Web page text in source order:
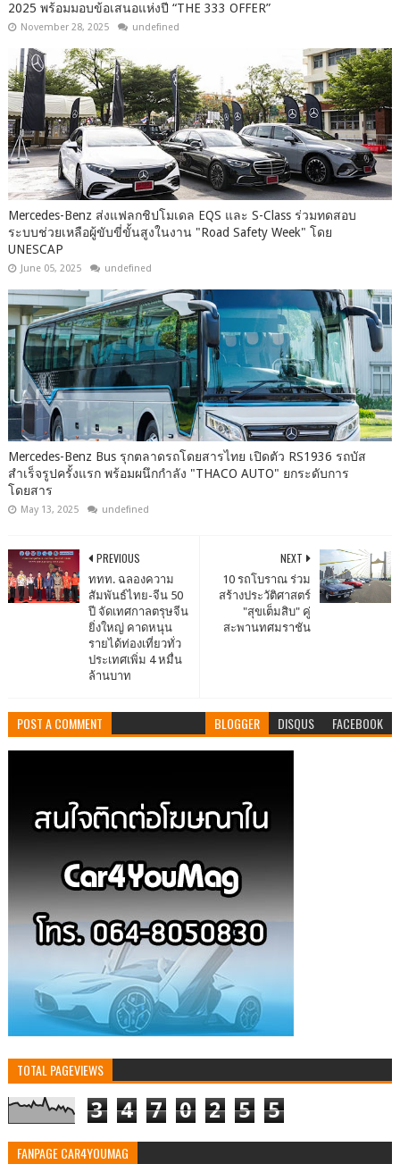
2025 พร้อมมอบข้อเสนอแห่งปี “THE 333 OFFER”
November 28, 2025 undefined
Mercedes-Benz ส่งแฟลกชิปโมเดล EQS และ S-Class ร่วมทดสอบ
ระบบช่วยเหลือผู้ขับขี่ขั้นสูงในงาน "Road Safety Week" โดย
UNESCAP
June 05, 2025 undefined
Mercedes-Benz Bus รุกตลาดรถโดยสารไทย เปิดตัว RS1936 รถบัส
สำเร็จรูปครั้งแรก พร้อมผนึกกำลัง "THACO AUTO" ยกระดับการ
โดยสาร
May 13, 2025 undefined
NEXT
10 รถโบราณ ร่วม
สร้างประวัติศาสตร์
"สุขเต็มสิบ" คู่
สะพานทศมราชัน
PREVIOUS
ททท. ฉลองความ
สัมพันธ์ไทย-จีน 50
ปี จัดเทศกาลตรุษจีน
ยิ่งใหญ่ คาดหนุน
รายได้ท่องเที่ยวทั่ว
ประเทศเพิ่ม 4 หมื่น
ล้านบาท
POST A COMMENT BLOGGER DISQUS FACEBOOK
TOTAL PAGEVIEWS
3 4 7 0 2 5 5
FANPAGE CAR4YOUMAG